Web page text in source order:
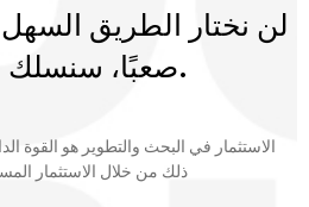
لن نختار الطريق السهل
صعبًا، سنسلك الطريق الضروري.
الاستثمار في البحث والتطوير هو القوة
ذلك من خلال الاستثمار